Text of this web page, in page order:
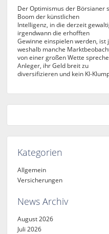
Der Optimismus der Börsianer
Boom der künstlichen
Intelligenz, in die derzeit
irgendwann die erhofften
Gewinne einspielen werden,
weshalb manche
von einer großen Wette
Anleger, ihr Geld breit zu
diversifizieren und kein KI-
Kategorien
Allgemein
Versicherungen
News Archiv
August 2026
Juli 2026